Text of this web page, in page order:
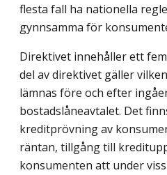
flesta fall ha nationella
gynnsamma för
Direktivet innehåller ett
del av direktivet gäller
lämnas före och efter
bostadslåneavtalet. Det
kreditprövning av
räntan, tillgång till
konsumenten att under